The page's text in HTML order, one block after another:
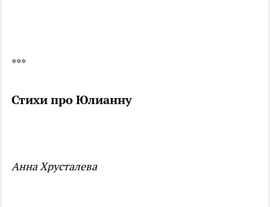
***
Стихи про Юлианну
Анна Хрусталева